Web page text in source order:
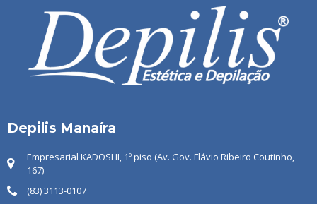
Depilis Manaíra
Empresarial KADOSHI, 1º piso (Av. Gov. Flávio Ribeiro Coutinho,
167)
(83) 3113-0107